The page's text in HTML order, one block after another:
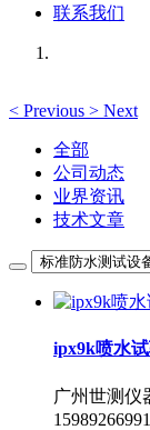
联系我们
< Previous > Next
全部
公司动态
业界资讯
技术文章
ipx9k喷水
广州世测仪